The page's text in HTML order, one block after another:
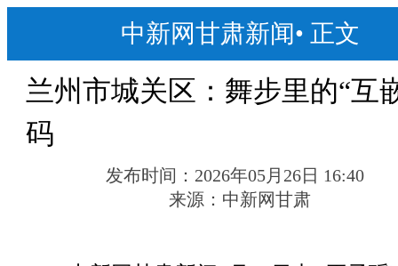
中新网甘肃新闻• 正文
兰州市城关区：舞步里的“互
码
发布时间： 2026年05月26日 16:40
来源： 中新网甘肃